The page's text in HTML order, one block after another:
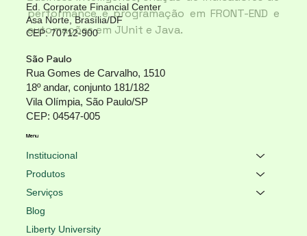
performance e programação em FRONT-END e
automações em JUnit e Java.
Ed. Corporate Financial Center
Asa Norte, Brasília/DF
CEP: 70712-900
São Paulo
Rua Gomes de Carvalho, 1510
18º andar, conjunto 181/182
Vila Olímpia, São Paulo/SP
CEP: 04547-005
Institucional
Produtos
Serviços
Blog
Liberty University
Menu